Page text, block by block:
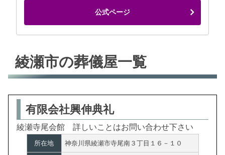
公式ページ
綾瀬市の葬儀屋一覧
有限会社興伸典礼
綾瀬寺尾会館 詳しいことはお問い合わせ下さい
所在地 神奈川県綾瀬市寺尾南３丁目１６－１０